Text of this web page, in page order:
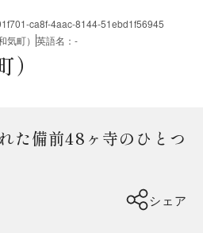
ca8f-4aac-8144-51ebd1f56945
気町） 英語名 ： -
た備前48ヶ寺のひとつ
シェア